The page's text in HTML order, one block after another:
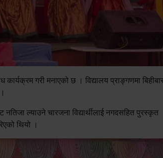
गरी मनाएको छ । विद्यालय प्राङ्गणमा
ल्याउने चारजना विद्यार्थीलाई नगदसहित पुरस्कृत
थियो ।